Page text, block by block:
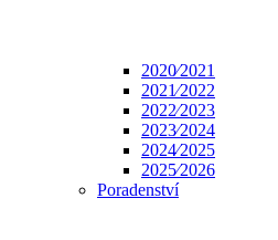
2020⁄2021
2021⁄2022
2022⁄2023
2023⁄2024
2024⁄2025
2025⁄2026
Poradenství